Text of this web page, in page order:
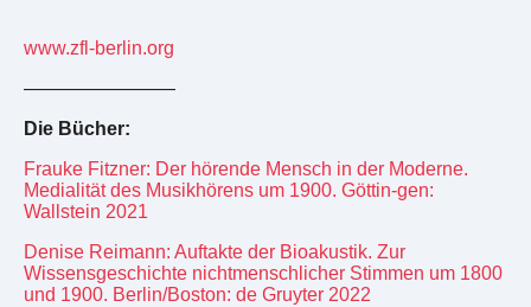
www.zfl-berlin.org
————————
Die Bücher:
Frauke Fitzner: Der hörende Mensch in der Moderne.
Medialität des Musikhörens um 1900. Göttin-gen:
Wallstein 2021
Denise Reimann: Auftakte der Bioakustik. Zur
Wissensgeschichte nichtmenschlicher Stimmen um 1800
und 1900. Berlin/Boston: de Gruyter 2022